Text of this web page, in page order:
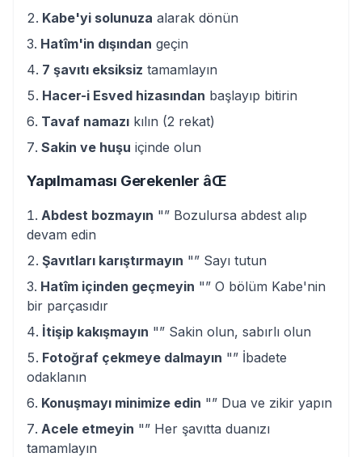
Kabe'yi solunuza alarak dönün
Hatîm'in dışından geçin
7 şavıtı eksiksiz tamamlayın
Hacer-i Esved hizasından başlayıp bitirin
Tavaf namazı kılın (2 rekat)
Sakin ve huşu içinde olun
Yapılmaması Gerekenler âŒ
Abdest bozmayın "” Bozulursa abdest alıp
devam edin
Şavıtları karıştırmayın "” Sayı tutun
Hatîm içinden geçmeyin "” O bölüm Kabe'nin
bir parçasıdır
İtişip kakışmayın "” Sakin olun, sabırlı olun
Fotoğraf çekmeye dalmayın "” İbadete
odaklanın
Konuşmayı minimize edin "” Dua ve zikir yapın
Acele etmeyin "” Her şavıtta duanızı
tamamlayın